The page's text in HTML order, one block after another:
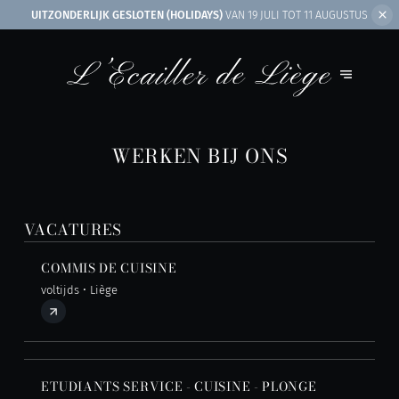
UITZONDERLIJK GESLOTEN (HOLIDAYS) VAN 19 JULI TOT 11 AUGUSTUS
WERKEN BIJ ONS
VACATURES
COMMIS DE CUISINE
voltijds • Liège
ETUDIANTS SERVICE - CUISINE - PLONGE